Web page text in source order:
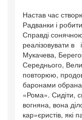
Настав час
Радванки і
Справді
реалізовувати
Мукачева,
Середнього,
повторюю,
баронами обрана
«Рома». Сидіти,
вогняна, вона
кар»єристів, які